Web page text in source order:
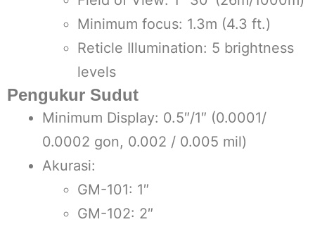
Minimum focus: 1.3m (4.3 ft.)
Reticle Illumination: 5 brightness
levels
Pengukur Sudut
Minimum Display: 0.5″/1″ (0.0001/
0.0002 gon, 0.002 / 0.005 mil)
Akurasi:
GM-101: 1″
GM-102: 2″